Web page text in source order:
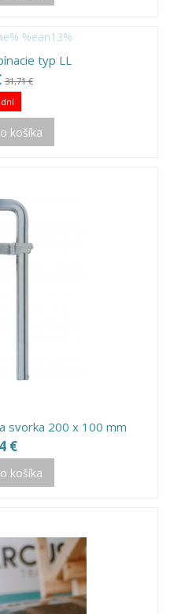
typ LL
31,71 €
dní
košíka
svorka 200 x 100 mm
€
košíka